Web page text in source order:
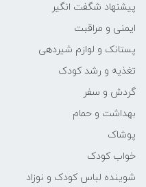
پیشنهاد شگفت انگیر
ایمنی و مراقبت
پستانک و لوازم شیردهی
تغذیه و رشد کودک
گردش و سفر
بهداشت و حمام
پوشاک
خواب کودک
شوینده لباس کودک و نوزاد